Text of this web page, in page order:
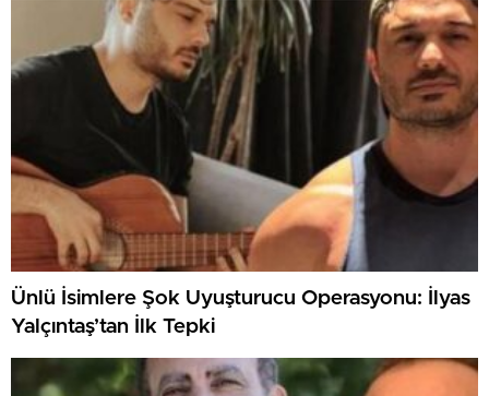
Ünlü İsimlere Şok Uyuşturucu Operasyonu: İlyas
Yalçıntaş’tan İlk Tepki